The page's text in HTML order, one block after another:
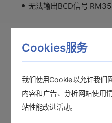
无法输出BCD信号
采样软件没有反应
导通蜂鸣器不响 卡片式
Cookies服务
我们使用Cookie以允许我们
内容和广告、分析网站使用
站性能改进活动。